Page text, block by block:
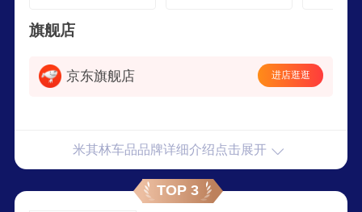
旗舰店
京东旗舰店 进店逛逛
米其林车品品牌详细介绍点击展开
TOP 3